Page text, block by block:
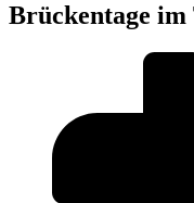
Brückentage